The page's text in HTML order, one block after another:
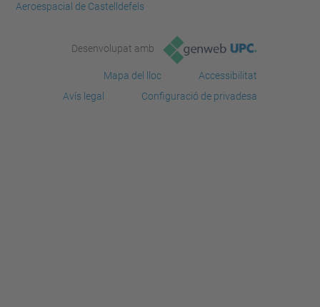
Aeroespacial de Castelldefels
Desenvolupat amb
Mapa del lloc
Accessibilitat
Avís legal
Configuració de privadesa